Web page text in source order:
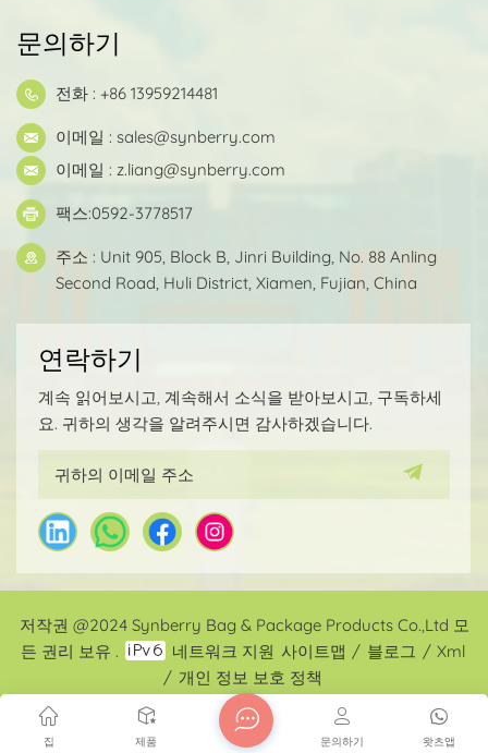
문의하기
전화 : +86 13959214481
이메일 : sales@synberry.com
이메일 : z.liang@synberry.com
팩스:0592-3778517
주소 : Unit 905, Block B, Jinri Building, No. 88 Anling
Second Road, Huli District, Xiamen, Fujian, China
연락하기
계속 읽어보시고, 계속해서 소식을 받아보시고, 구독하세
요. 귀하의 생각을 알려주시면 감사하겠습니다.
저작권 @2024 Synberry Bag & Package Products Co.,Ltd 모
든 권리 보유 .
네트워크 지원 사이트맵 / 블로그 / Xml
/ 개인 정보 보호 정책
집 제품 왓츠앱
문의하기